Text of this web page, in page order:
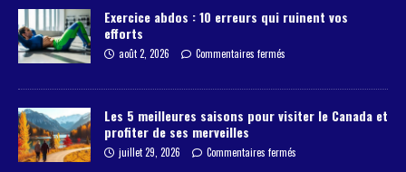
Exercice abdos : 10 erreurs qui ruinent vos
efforts
août 2, 2026 Commentaires fermés
Les 5 meilleures saisons pour visiter le Canada et
profiter de ses merveilles
juillet 29, 2026 Commentaires fermés